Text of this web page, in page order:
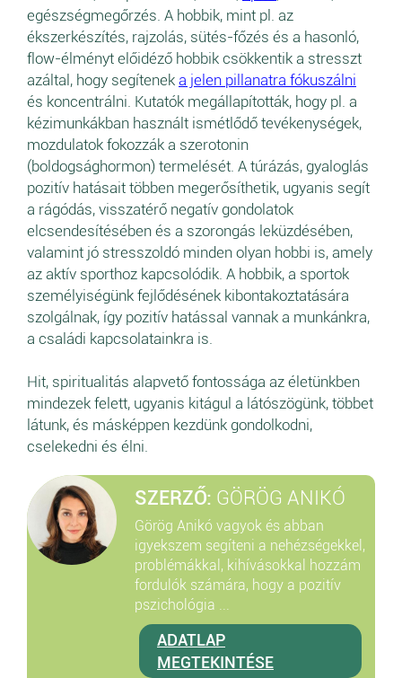
egészségmegőrzés. A hobbik, mint pl. az
ékszerkészítés, rajzolás, sütés-főzés és a hasonló,
flow-élményt előidéző hobbik csökkentik a stresszt
azáltal, hogy segítenek a jelen pillanatra fókuszálni
és koncentrálni. Kutatók megállapították, hogy pl. a
kézimunkákban használt ismétlődő tevékenységek,
mozdulatok fokozzák a szerotonin
(boldogsághormon) termelését. A túrázás, gyaloglás
pozitív hatásait többen megerősíthetik, ugyanis segít
a rágódás, visszatérő negatív gondolatok
elcsendesítésében és a szorongás leküzdésében,
valamint jó stresszoldó minden olyan hobbi is, amely
az aktív sporthoz kapcsolódik. A hobbik, a sportok
személyiségünk fejlődésének kibontakoztatására
szolgálnak, így pozitív hatással vannak a munkánkra,
a családi kapcsolatainkra is.
Hit, spiritualitás alapvető fontossága az életünkben
mindezek felett, ugyanis kitágul a látószögünk, többet
látunk, és másképpen kezdünk gondolkodni,
cselekedni és élni.
SZERZŐ: GÖRÖG ANIKÓ
Görög Anikó vagyok és abban
igyekszem segíteni a nehézségekkel,
problémákkal, kihívásokkal hozzám
fordulók számára, hogy a pozitív
pszichológia ...
ADATLAP
MEGTEKINTÉSE